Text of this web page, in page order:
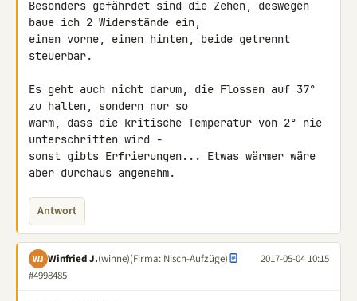
Besonders gefährdet sind die Zehen, deswegen
baue ich 2 Widerstände ein,
einen vorne, einen hinten, beide getrennt
steuerbar.
Es geht auch nicht darum, die Flossen auf 37°
zu halten, sondern nur so
warm, dass die kritische Temperatur von 2° nie
unterschritten wird -
sonst gibts Erfrierungen... Etwas wärmer wäre
aber durchaus angenehm.
Antwort
WJ Winfried J.(winne)(Firma: Nisch-Aufzüge)
2017-05-04 10:15
#4998485